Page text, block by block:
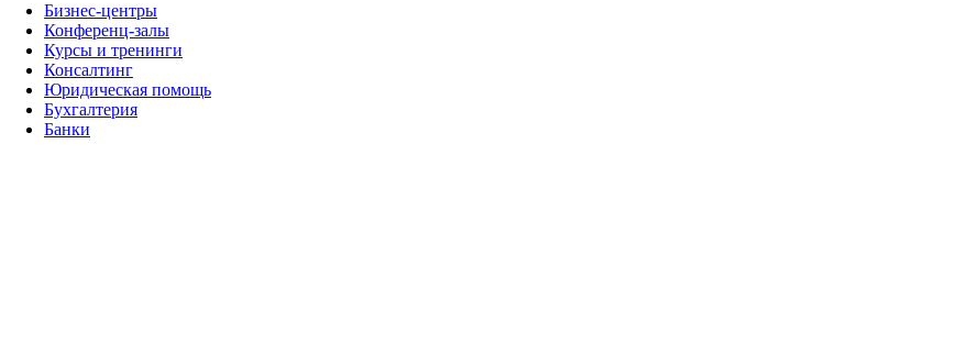
Бизнес-центры
Конференц-залы
Курсы и тренинги
Консалтинг
Юридическая помощь
Бухгалтерия
Банки